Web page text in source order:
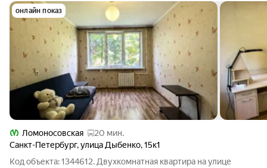
онлайн показ
Ломоносовская
20 мин.
Санкт-Петербург,улица Дыбенко,15к1
Код объекта: 1344612. Двухкомнатная квартира на улице